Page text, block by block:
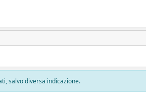
salvo diversa indicazione.